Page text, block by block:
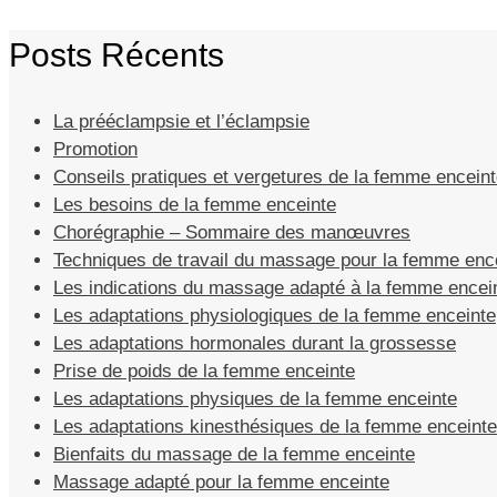
Posts Récents
La prééclampsie et l’éclampsie
Promotion
Conseils pratiques et vergetures de la femme
Les besoins de la femme enceinte
Chorégraphie – Sommaire des manœuvres
Techniques de travail du massage pour la femme
Les indications du massage adapté à la femme
Les adaptations physiologiques de la femme enceinte
Les adaptations hormonales durant la grossesse
Prise de poids de la femme enceinte
Les adaptations physiques de la femme enceinte
Les adaptations kinesthésiques de la femme enceinte
Bienfaits du massage de la femme enceinte
Massage adapté pour la femme enceinte